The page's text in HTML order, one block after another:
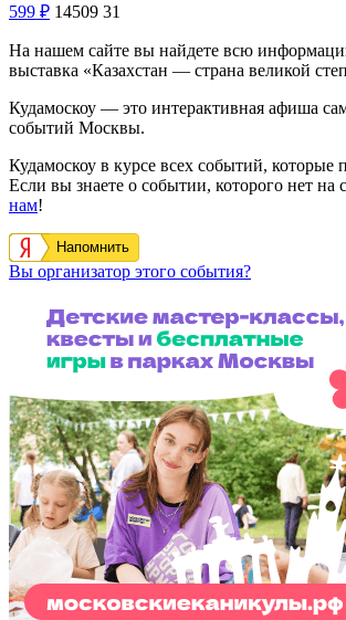
599 ₽ 14509 31
На нашем сайте вы найдете всю
выставка «Казахстан — страна великой
Кудамоскоу — это интерактивная афиша
событий Москвы.
Кудамоскоу в курсе всех событий, которые
Если вы знаете о событии, которого нет на
нам!
Напомнить
Вы организатор этого события?